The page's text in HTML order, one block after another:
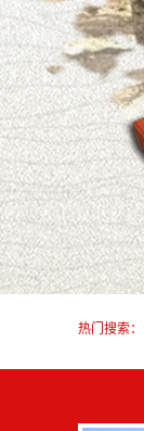
热门搜索：